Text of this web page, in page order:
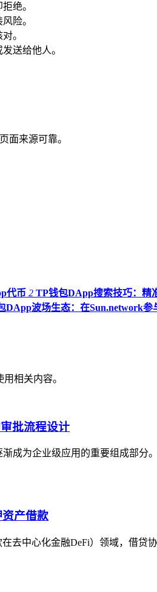
绝。
险。
。
送给他人。
面来源可靠。
代币 2 TP钱包DApp搜索技巧：精
DApp波场生态：在Sun.network参
相关内容。
批流程设计
成为企业级应用的重要组成部
产借款
去中心化金融DeFi）领域，借